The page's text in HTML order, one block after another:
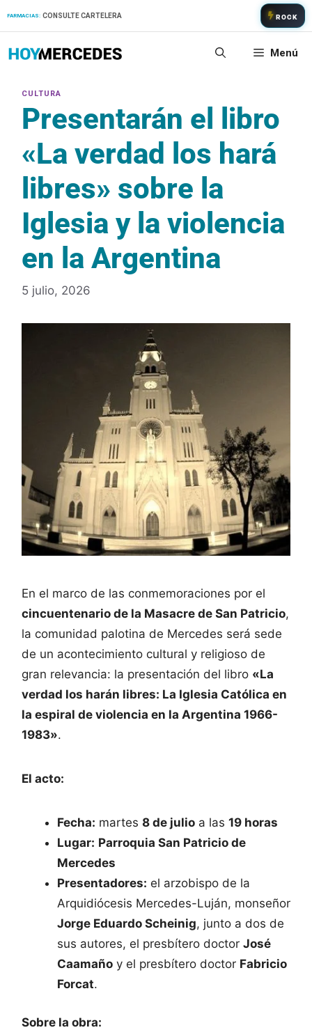
FARMACIAS: CONSULTE CARTELERA ROCK
Menú
Presentarán el libro
«La verdad los hará
libres» sobre la
Iglesia y la violencia
en la Argentina
5 julio, 2026
En el marco de las conmemoraciones por el
cincuentenario de la Masacre de San Patricio,
la comunidad palotina de Mercedes será sede
de un acontecimiento cultural y religioso de
gran relevancia: la presentación del libro «La
verdad los harán libres: La Iglesia Católica en
la espiral de violencia en la Argentina 1966-
1983».
El acto:
Fecha: martes 8 de julio a las 19 horas
Lugar: Parroquia San Patricio de
Mercedes
Presentadores: el arzobispo de la
Arquidiócesis Mercedes-Luján, monseñor
Jorge Eduardo Scheinig, junto a dos de
sus autores, el presbítero doctor José
Caamaño y el presbítero doctor Fabricio
Forcat.
Sobre la obra: